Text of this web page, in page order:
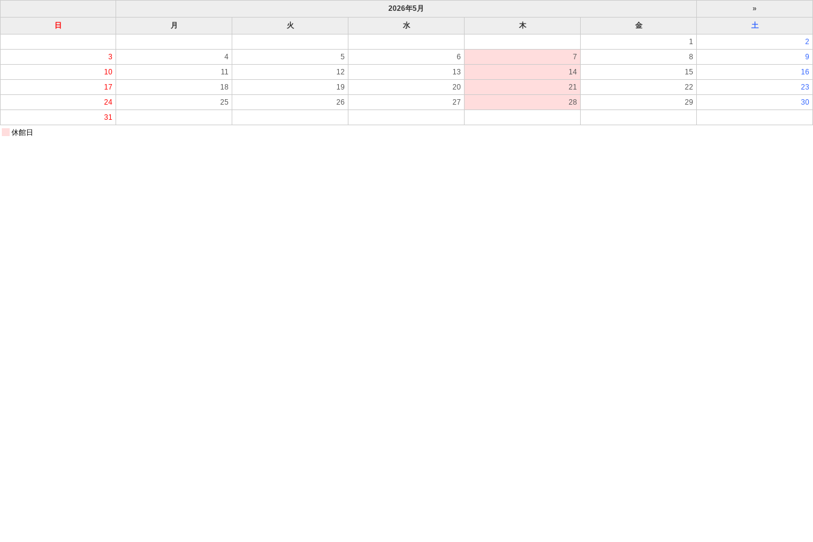
2026年5月
»
日
月 火 水 木 金
土
1
2
3
4 5 6 7 8
9
10
11 12 13 14 15
16
17
18 19 20 21 22
23
24
25 26 27 28 29
30
31
休館日